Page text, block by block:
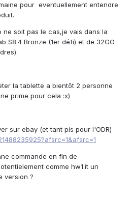
pour eventuellement entendre
ne soit pas le cas,je vais dans la
S8.4 Bronze (1er défi) et de 32GO
la tablette a bientôt 2 personne
prime pour cela :x)
sur ebay (et tant pis pour l'ODR)
commande en fin de
comme hw1.it un
version ?